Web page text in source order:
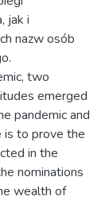
jak i
nazw osób
two
emerged
pandemic and
is to prove the
in the
nominations
wealth of